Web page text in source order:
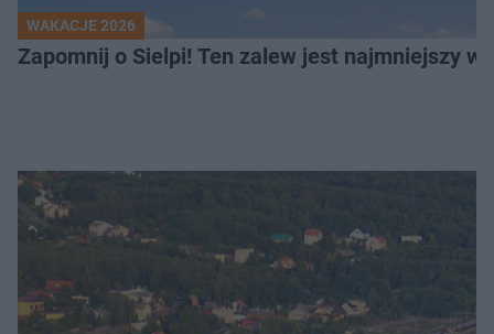
WAKACJE 2026